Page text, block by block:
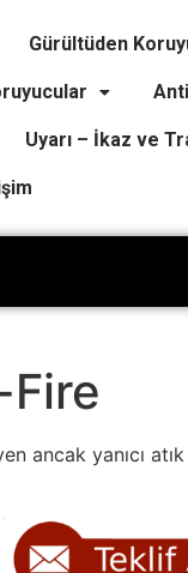
Gürültüden
Uyarı – İkaz ve
ancak yanıcı